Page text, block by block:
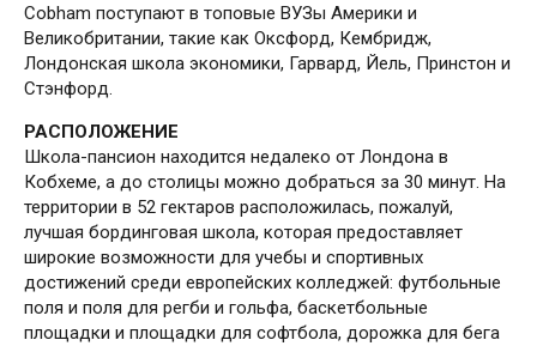
Cobham поступают в топовые ВУЗы Америки и
Великобритании, такие как Оксфорд, Кембридж,
Лондонская школа экономики, Гарвард, Йель, Принстон и
Стэнфорд.
РАСПОЛОЖЕНИЕ
Школа-пансион находится недалеко от Лондона в
Кобхеме, а до столицы можно добраться за 30 минут. На
территории в 52 гектаров расположилась, пожалуй,
лучшая бординговая школа, которая предоставляет
широкие возможности для учебы и спортивных
достижений среди европейских колледжей: футбольные
поля и поля для регби и гольфа, баскетбольные
площадки и площадки для софтбола, дорожка для бега